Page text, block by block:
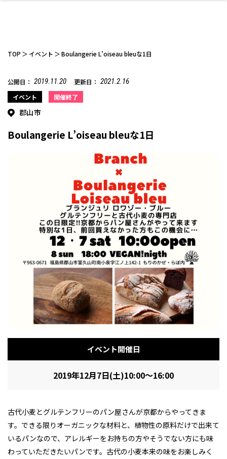
カフェ
洋食
和食 わんぱく 福島ローカルグル
メ
アジア・エスニッ
ク
ランチ その他
開成山公園
ひとりで
温泉 体験 名所
非日常
その他
美容室
エイジングケア
フィットネス・や
せたい
鍼灸・整体・リラ
クゼーション
まつ毛サロン
温活・サウナ
科
その他
ファッション
ギフト・お土産
インテリア 生活を彩るモノ
お仕事探し
病院・クリニック
趣味・スキルアッ
プ
保育園・こども園 子どもの習い事・
塾
幼稚園 教育 ライフイベント
その他
家づくり
自治体インフォ
TOP イベント Boulangerie L’oiseau bleuな1日
公開日： 2019.11.20 更新日： 2021.2.16
イベント 開催終了
郡山市
Boulangerie L’oiseau bleuな1日
イベント開催日
2019年12月7日(土)10:00～16:00
古代小麦とグルテンフリーのパン屋さんが京都からやってきま
す。できる限りオーガニックな材料と、植物性の原料だけで出来て
いるパンなので、アレルギーをお持ちの方やそうでない方にも味
わっていただきたいパンです。古代の小麦本来の味をお楽しみく